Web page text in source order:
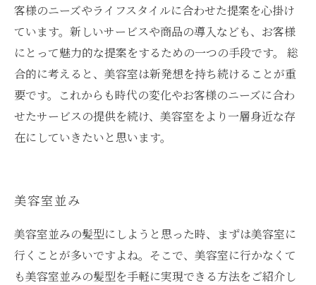
客様のニーズやライフスタイルに合わせた提案を心掛け
ています。新しいサービスや商品の導入なども、お客様
にとって魅力的な提案をするための一つの手段です。 総
合的に考えると、美容室は新発想を持ち続けることが重
要です。これからも時代の変化やお客様のニーズに合わ
せたサービスの提供を続け、美容室をより一層身近な存
在にしていきたいと思います。
美容室並み
美容室並みの髪型にしようと思った時、まずは美容室に
行くことが多いですよね。そこで、美容室に行かなくて
も美容室並みの髪型を手軽に実現できる方法をご紹介し